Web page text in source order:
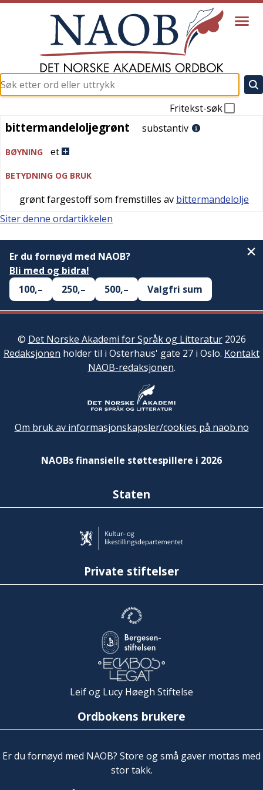
Fritekst-søk
bittermandeloljegrønt
bittermandeloljegrønt substantiv
BØYNING et
BETYDNING OG BRUK
grønt fargestoff som fremstilles av bittermandelolje
Siter denne ordartikkelen
Er du fornøyd med NAOB?
Bli med og bidra!
100,–
250,– 500,– Valgfri sum
© Det Norske Akademi for Språk og Litteratur2026
Redaksjonen holder til i Osterhaus' gate 27 i Oslo. Kontakt
NAOB-redaksjonen.
Om bruk av informasjonskapsler/cookies på naob.no
NAOBs finansielle støttespillere i 2026
Staten
Private stiftelser
Leif og Lucy Høegh Stiftelse
Ordbokens brukere
Er du fornøyd med NAOB? Store og små gaver mottas med
stor takk.